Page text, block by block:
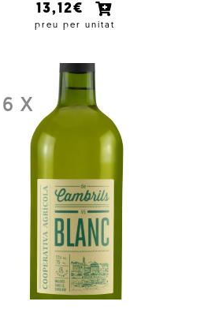
13,12€
preu per unitat
6 X